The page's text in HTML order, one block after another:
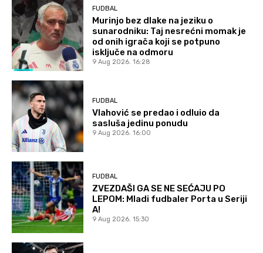
FUDBAL
Murinjo bez dlake na jeziku o
sunarodniku: Taj nesrećni momak je
od onih igrača koji se potpuno
isključe na odmoru
9 Aug 2026. 16:28
FUDBAL
Vlahović se predao i odluio da
sasluša jedinu ponudu
9 Aug 2026. 16:00
FUDBAL
ZVEZDAŠI GA SE NE SEĆAJU PO
LEPOM: Mladi fudbaler Porta u Seriji
A!
9 Aug 2026. 15:30